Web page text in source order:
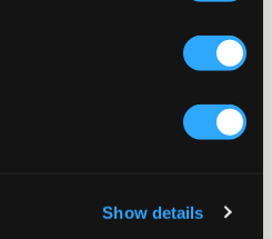
Show details
avec n’importe quel haut et
bouton et d’une fermeture éclair